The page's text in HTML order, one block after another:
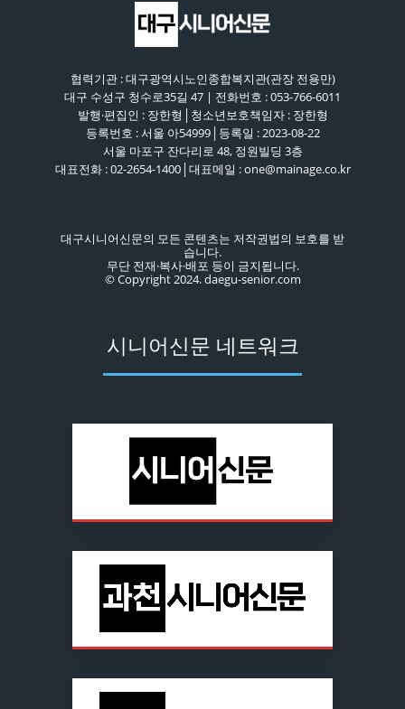
협력기관 : 대구광역시노인종합복지관(관장 전용만)
대구 수성구 청수로35길 47 | 전화번호 : 053-766-6011
발행·편집인 : 장한형│청소년보호책임자 : 장한형
등록번호 : 서울 아54999│등록일 : 2023-08-22
서울 마포구 잔다리로 48, 정원빌딩 3층
대표전화 : 02-2654-1400│대표메일 : one@mainage.co.kr
대구시니어신문의 모든 콘텐츠는 저작권법의 보호를 받
습니다.
무단 전재·복사·배포 등이 금지됩니다.
© Copyright 2024. daegu-senior.com
시니어신문 네트워크